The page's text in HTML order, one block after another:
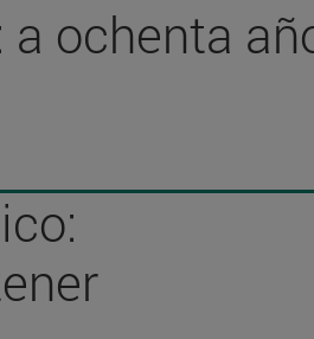
ochenta